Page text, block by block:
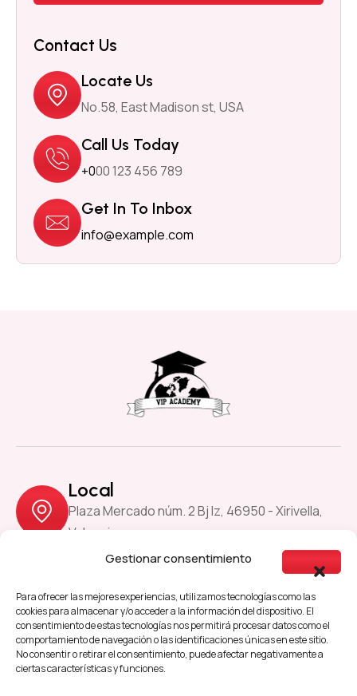
Gestionar consentimiento
Para ofrecer las mejores experiencias, utilizamos tecnologías como las
cookies para almacenar y/o acceder a la información del dispositivo. El
consentimiento de estas tecnologías nos permitirá procesar datos como el
comportamiento de navegación o las identificaciones únicas en este sitio.
No consentir o retirar el consentimiento, puede afectar negativamente a
ciertas características y funciones.
Contact Us
Locate Us
No.58, East Madison st, USA
Call Us Today
+000 123 456 789
Get In To Inbox
info@example.com
Local
Plaza Mercado núm. 2 Bj Iz, 46950 - Xirivella,
Valencia
Aviso Legal
Política de Cookies
Política de Privacidad